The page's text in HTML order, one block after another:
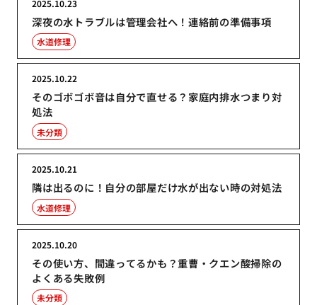
深夜の水トラブルは管理会社へ！連絡前の準備事項
2025.10.23
水道修理
そのゴボゴボ音は自分で直せる？家庭内排水つまり対
処法
2025.10.22
未分類
隣は出るのに！自分の部屋だけ水が出ない時の対処法
2025.10.21
水道修理
その使い方、間違ってるかも？重曹・クエン酸掃除の
よくある失敗例
2025.10.20
未分類